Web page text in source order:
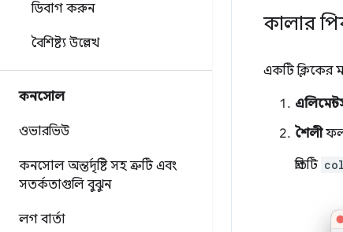
ডিবাগ করুন
বৈশিষ্ট্য উল্লেখ
কনসোল
ওভারভিউ
কনসোল অন্তর্দৃষ্টি সহ ত্রুটি এবং
সতর্কতাগুলি বুঝুন
লগ বার্তা
কালার
একটি ক্লিকের
শৈলী
প্রতিটি